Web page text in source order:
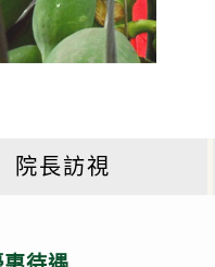
院長訪視